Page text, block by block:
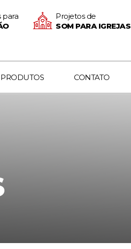
para
Projetos de
SOM PARA IGREJAS
PRODUTOS CONTATO